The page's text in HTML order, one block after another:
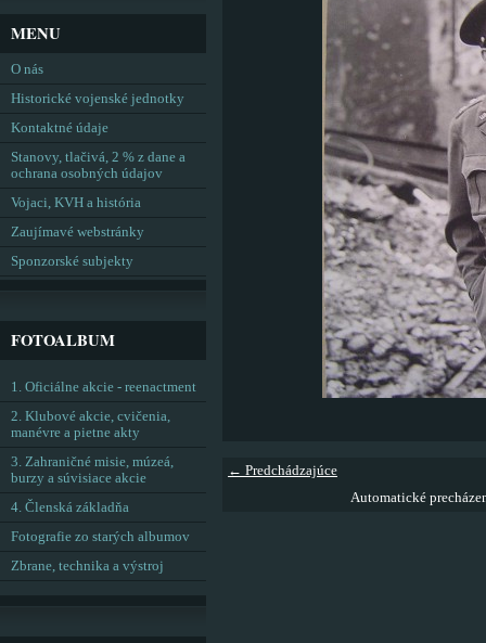
← Predchádzajúce
Automatické
MENU
O nás
Historické vojenské jednotky
Kontaktné údaje
Stanovy, tlačivá, 2 % z dane a
ochrana osobných údajov
Vojaci, KVH a história
Zaujímavé webstránky
Sponzorské subjekty
FOTOALBUM
1. Oficiálne akcie - reenactment
2. Klubové akcie, cvičenia,
manévre a pietne akty
3. Zahraničné misie, múzeá,
burzy a súvisiace akcie
4. Členská základňa
Fotografie zo starých albumov
Zbrane, technika a výstroj